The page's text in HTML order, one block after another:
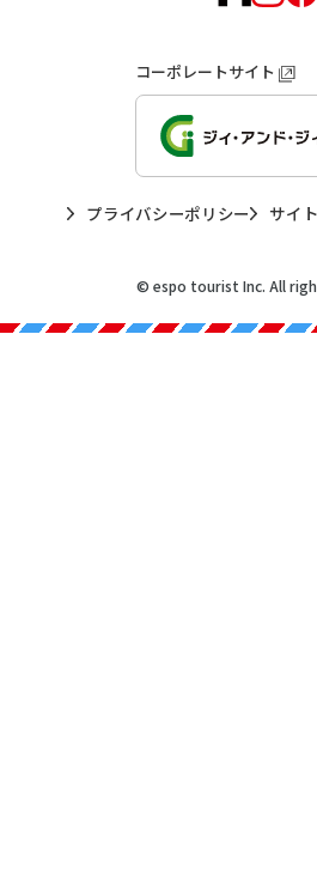
コーポレートサイト
プライバシーポリシー サイ
© espo tourist Inc. All